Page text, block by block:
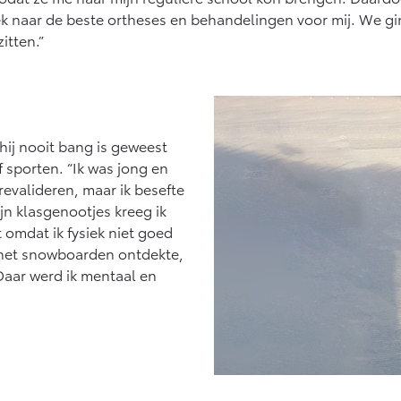
naar de beste ortheses en behandelingen voor mij. We
nooit bang is geweest
“Ik was jong en
maar ik besefte
klasgenootjes kreeg ik
ik fysiek niet goed
snowboarden ontdekte,
werd ik mentaal en